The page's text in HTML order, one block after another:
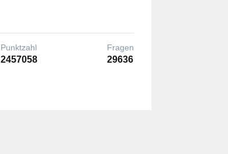
Punktzahl
2457058
Fragen
29636